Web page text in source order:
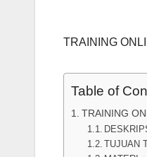
TRAINING
Table of
TRAINING
TUJUAN